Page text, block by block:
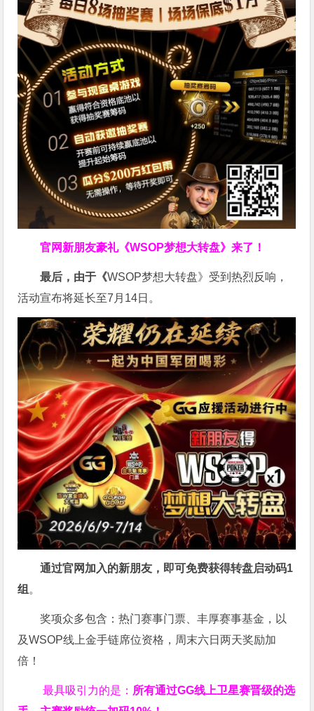
官网新朋友豪礼《WSOP梦想大转盘》来了！
最后，由于《WSOP梦想大转盘》受到热烈反响，
活动宣布将延长至7月14日。
通过官网加入的新朋友，即可免费获得转盘启动码1
组 。
奖项众多包含：热门赛事门票、丰厚赛事基金，以
及WSOP线上金手链席位资格， 周末六日两天奖励加
倍！
最具吸引力的是： 所有通过GG线上卫星赛晋级的选